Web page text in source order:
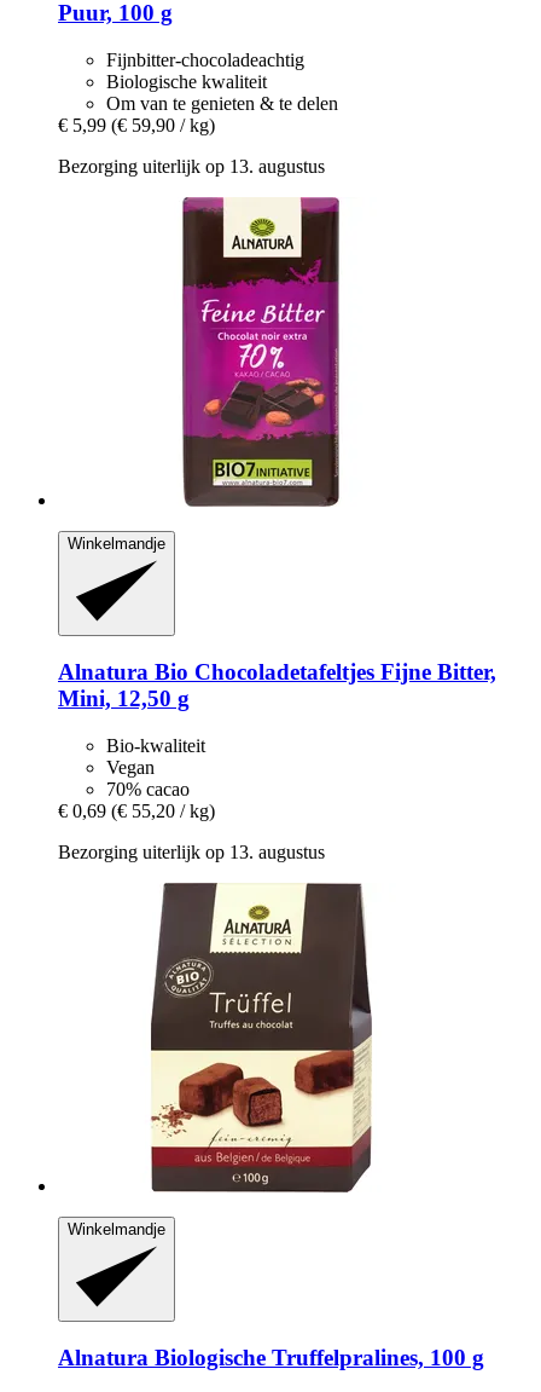
Puur, 100 g
Fijnbitter-chocoladeachtig
Biologische kwaliteit
Om van te genieten & te delen
€ 5,99 (€ 59,90 / kg)
Bezorging uiterlijk op 13. augustus
Winkelmandje
Alnatura Bio Chocoladetafeltjes Fijne Bitter,
Mini, 12,50 g
Bio-kwaliteit
Vegan
70% cacao
€ 0,69 (€ 55,20 / kg)
Bezorging uiterlijk op 13. augustus
Winkelmandje
Alnatura Biologische Truffelpralines, 100 g